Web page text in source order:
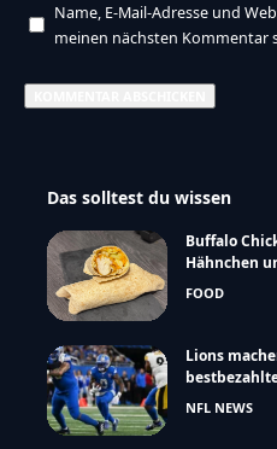
Name, E-Mail-Adresse und
meinen nächsten Kommentar
Das solltest du wissen
Buffalo
Hähnchen
FOOD
Lions
NFL NEWS